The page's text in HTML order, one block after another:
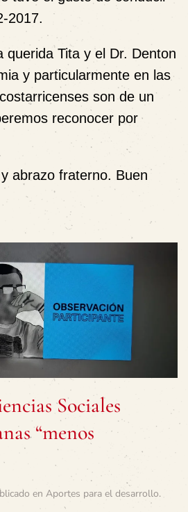
2017.
querida Tita y el Dr. Denton
y particularmente en las
son de un
reconocer por
abrazo fraterno. Buen
Sociales
“menos
en Aportes para el desarrollo.